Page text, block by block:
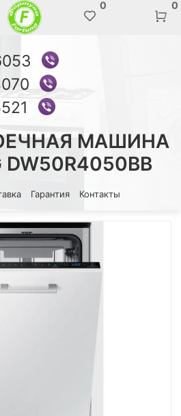
0 0
МАШИНА
DW50R4050BB
Гарантия Контакты